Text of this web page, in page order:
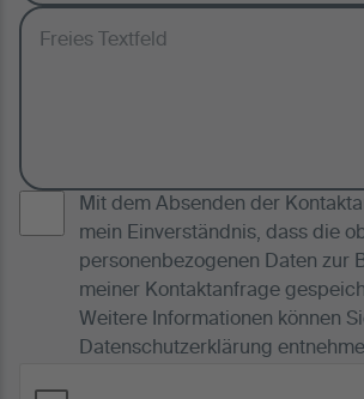
Mit dem Absenden der
mein Einverständnis, dass die
personenbezogenen Daten zur
meiner Kontaktanfrage
Weitere Informationen können
Datenschutzerklärung